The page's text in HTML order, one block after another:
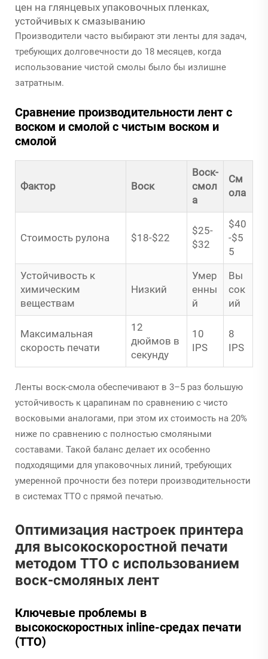
цен на глянцевых упаковочных пленках,
устойчивых к смазыванию
Производители часто выбирают эти ленты для задач,
требующих долговечности до 18 месяцев, когда
использование чистой смолы было бы излишне
затратным.
Сравнение производительности лент с
воском и смолой с чистым воском и
смолой
Фактор Воск
Воск-
смол
а
См
ола
Стоимость рулона $18-$22
$25-
$32
$40
-$5
5
Устойчивость к
химическим
веществам
Низкий
Умер
енны
й
Вы
сок
ий
Максимальная
скорость печати
12
дюймов в
секунду
10
IPS
8
IPS
Ленты воск-смола обеспечивают в 3–5 раз большую
устойчивость к царапинам по сравнению с чисто
восковыми аналогами, при этом их стоимость на 20%
ниже по сравнению с полностью смоляными
составами. Такой баланс делает их особенно
подходящими для упаковочных линий, требующих
умеренной прочности без потери производительности
в системах TTO с прямой печатью.
Оптимизация настроек принтера
для высокоскоростной печати
методом TTO с использованием
воск-смоляных лент
Ключевые проблемы в
высокоскоростных inline-средах печати
(TTO)